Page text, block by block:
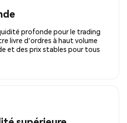
profonde pour le trading
livre d'ordres à haut volume
et des prix stables pour tous